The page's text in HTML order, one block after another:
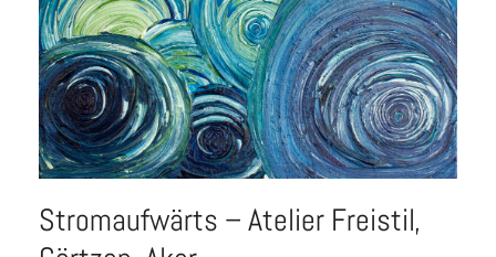
Stromaufwärts – Atelier Freistil,